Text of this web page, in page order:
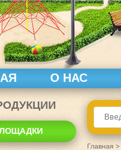
О НАС
Главная >